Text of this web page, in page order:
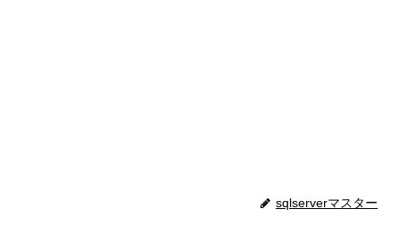
sqlserverマスター